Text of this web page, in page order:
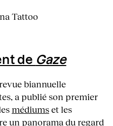
Tattoo
de Gaze
biannuelle
a publié son premier
médiumset les
un panorama duregard